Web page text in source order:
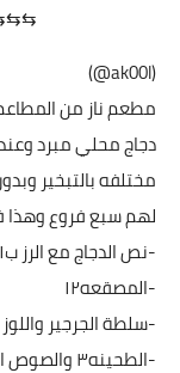
(ak00l@)
مطعم ناز من
دجاج محلي مبرد
مختلفه بالتبخير
لهم سبع فروع وهذا
-نص الدجاج مع الرز ب٢١ واذا تبي ربع١٣مع الرز.
-المصقعه١٢
-سلطة الجرجير
-الطحينه٣ والصوص الحار٣ لذيذين